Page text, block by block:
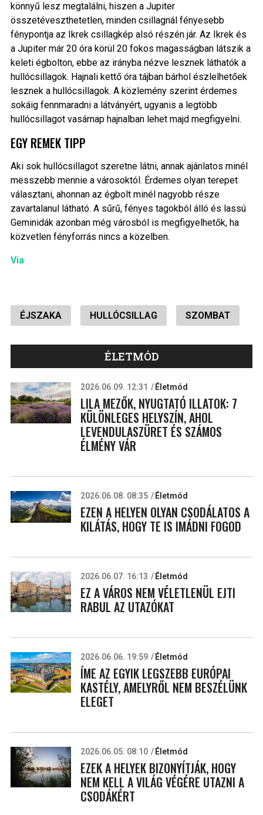
könnyű lesz megtalálni, hiszen a Jupiter
összetéveszthetetlen, minden csillagnál fényesebb
fénypontja az Ikrek csillagkép alsó részén jár. Az Ikrek és
a Jupiter már 20 óra körül 20 fokos magasságban látszik a
keleti égbolton, ebbe az irányba nézve lesznek láthatók a
hullócsillagok. Hajnali kettő óra tájban bárhol észlelhetőek
lesznek a hullócsillagok. A közlemény szerint érdemes
sokáig fennmaradni a látványért, ugyanis a legtöbb
hullócsillagot vasárnap hajnalban lehet majd megfigyelni.
EGY REMEK TIPP
Aki sok hullócsillagot szeretne látni, annak ajánlatos minél
messzebb mennie a városoktól. Érdemes olyan terepet
választani, ahonnan az égbolt minél nagyobb része
zavartalanul látható. A sűrű, fényes tagokból álló és lassú
Geminidák azonban még városból is megfigyelhetők, ha
közvetlen fényforrás nincs a közelben.
Via
ÉJSZAKA HULLÓCSILLAG SZOMBAT
ÉLETMÓD
2026.06.09. 12:31 Életmód
LILA MEZŐK, NYUGTATÓ ILLATOK: 7
KÜLÖNLEGES HELYSZÍN, AHOL
LEVENDULASZÜRET ÉS SZÁMOS
ÉLMÉNY VÁR
2026.06.08. 08:35 Életmód
EZEN A HELYEN OLYAN CSODÁLATOS A
KILÁTÁS, HOGY TE IS IMÁDNI FOGOD
2026.06.07. 16:13 Életmód
EZ A VÁROS NEM VÉLETLENÜL EJTI
RABUL AZ UTAZÓKAT
2026.06.06. 19:59 Életmód
ÍME AZ EGYIK LEGSZEBB EURÓPAI
KASTÉLY, AMELYRŐL NEM BESZÉLÜNK
ELEGET
2026.06.05. 08:10 Életmód
EZEK A HELYEK BIZONYÍTJÁK, HOGY
NEM KELL A VILÁG VÉGÉRE UTAZNI A
CSODÁKÉRT